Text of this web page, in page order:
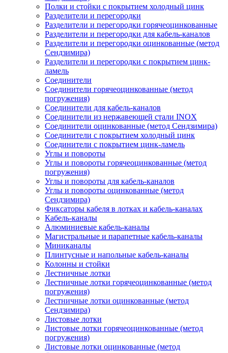
Полки и стойки с покрытием холодный цинк
Разделители и перегородки
Разделители и перегородки горячеоцинкованные
Разделители и перегородки для кабель-каналов
Разделители и перегородки оцинкованные (метод
Сендзимира)
Разделители и перегородки с покрытием цинк-
ламель
Соединители
Соединители горячеоцинкованные (метод
погружения)
Соединители для кабель-каналов
Соединители из нержавеющей стали INOX
Соединители оцинкованные (метод Сендзимира)
Соединители с покрытием холодный цинк
Соединители с покрытием цинк-ламель
Углы и повороты
Углы и повороты горячеоцинкованные (метод
погружения)
Углы и повороты для кабель-каналов
Углы и повороты оцинкованные (метод
Сендзимира)
Фиксаторы кабеля в лотках и кабель-каналах
Кабель-каналы
Алюминиевые кабель-каналы
Магистральные и парапетные кабель-каналы
Миниканалы
Плинтусные и напольные кабель-каналы
Колонны и стойки
Лестничные лотки
Лестничные лотки горячеоцинкованные (метод
погружения)
Лестничные лотки оцинкованные (метод
Сендзимира)
Листовые лотки
Листовые лотки горячеоцинкованные (метод
погружения)
Листовые лотки оцинкованные (метод